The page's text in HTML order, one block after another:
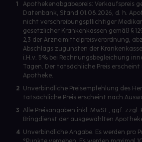
1
Apothekenabgabepreis: Verkaufspreis
Datenbank, Stand 01.08.2026, d. h.
nicht verschreibungspflichtiger
gesetzlicher Krankenkassen gemäß § 129
2,3 der Arzneimittelpreisverordnung,
Abschlags zugunsten der Krankenkasse
i.H.v. 5% bei Rechnungsbegleichung
Tagen. Der tatsächliche Preis
Apotheke.
2 Unverbindliche Preisempfehlung des
tatsächliche Preis erscheint nach
3 Alle Preisangaben inkl. MwSt., ggf.
Bringdienst der ausgewählten
4 Unverbindliche Angabe. Es werden pro